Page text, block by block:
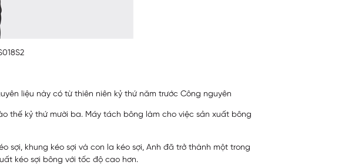
liệu này có từ thiên niên kỷ thứ năm trước Công nguyên
thế kỷ thứ mười ba. Máy tách bông làm cho việc sản xuất bông
sợi, khung kéo sợi và con la kéo sợi, Anh đã trở thành một trong
kéo sợi bông với tốc độ cao hơn.